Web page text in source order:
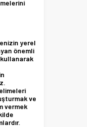
yerel
önemli
ve
vermek